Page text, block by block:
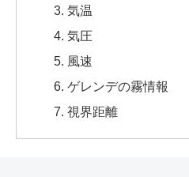
気温
気圧
風速
ゲレンデの霧情報
視界距離